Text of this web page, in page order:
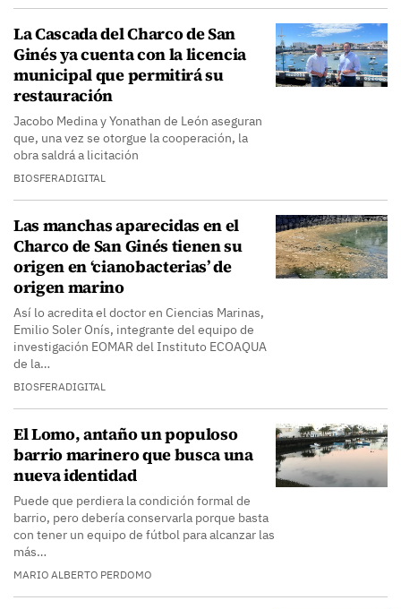
La Cascada del Charco de San
Ginés ya cuenta con la licencia
municipal que permitirá su
restauración
Jacobo Medina y Yonathan de León aseguran
que, una vez se otorgue la cooperación, la
obra saldrá a licitación
BIOSFERADIGITAL
Las manchas aparecidas en el
Charco de San Ginés tienen su
origen en ‘cianobacterias’ de
origen marino
Así lo acredita el doctor en Ciencias Marinas,
Emilio Soler Onís, integrante del equipo de
investigación EOMAR del Instituto ECOAQUA
de la…
BIOSFERADIGITAL
El Lomo, antaño un populoso
barrio marinero que busca una
nueva identidad
Puede que perdiera la condición formal de
barrio, pero debería conservarla porque basta
con tener un equipo de fútbol para alcanzar las
más…
MARIO ALBERTO PERDOMO